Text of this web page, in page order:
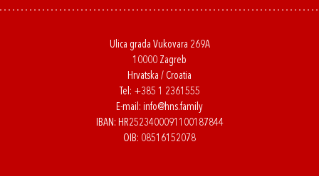
Ulica grada Vukovara 269A
10000 Zagreb
Hrvatska / Croatia
Tel: +385 1 2361555
E-mail: info@hns.family
IBAN: HR2523400091100187844
OIB: 08516152078